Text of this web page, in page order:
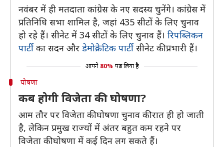
नवंबर में ही मतदाता कांग्रेस के नए सदस्य चुनेंगे। कांग्रेस में
प्रतिनिधि सभा शामिल है, जहां 435 सीटों के लिए चुनाव
हो रहे हैं। सीनेट में 34 सीटों के लिए चुनाव हैं। रिपब्लिकन
पार्टीका सदन और डेमोक्रेटिक पार्टीसीनेट की प्रभारी हैं।
आपने 80% पढ़ लिया है
घोषणा
कब होगी विजेता की घोषणा?
आम तौर पर विजेता की घोषणा चुनाव की रात ही हो जाती
है, लेकिन प्रमुख राज्यों में अंतर बहुत कम रहने पर
विजेता की घोषणा में कई दिन लग सकते हैं।